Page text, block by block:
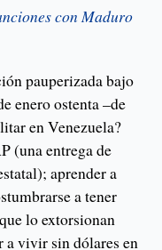
con Maduro
pauperizada bajo
enero ostenta –de
en Venezuela?
(una entrega de
aprender a
a tener
lo extorsionan
a vivir sin dólares en